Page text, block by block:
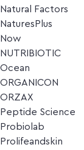
Natural Factors
NaturesPlus
Now
NUTRIBIOTIC
Ocean
ORGANICON
ORZAX
Peptide Science
Probiolab
Prolifeandskin